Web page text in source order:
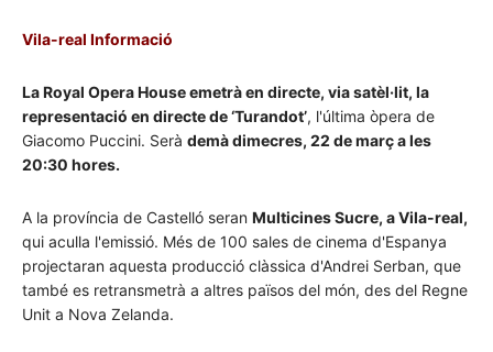
Vila-real Informació
La Royal Opera House emetrà en directe, via satèl·lit, la
representació en directe de ‘Turandot’, l'última òpera de
Giacomo Puccini. Serà demà dimecres, 22 de març a les
20:30 hores.
A la província de Castelló seran Multicines Sucre, a Vila-real,
qui aculla l'emissió. Més de 100 sales de cinema d'Espanya
projectaran aquesta producció clàssica d'Andrei Serban, que
també es retransmetrà a altres països del món, des del Regne
Unit a Nova Zelanda.